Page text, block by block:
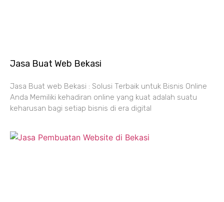
Jasa Buat Web Bekasi
Jasa Buat web Bekasi : Solusi Terbaik untuk Bisnis Online
Anda Memiliki kehadiran online yang kuat adalah suatu
keharusan bagi setiap bisnis di era digital